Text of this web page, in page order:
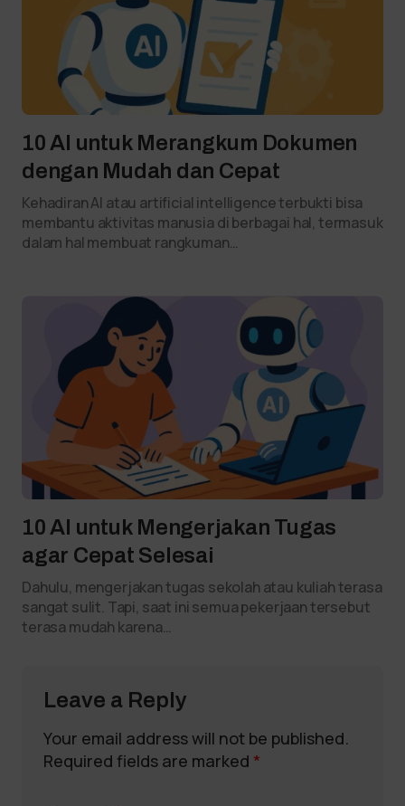
10 AI untuk Merangkum Dokumen
dengan Mudah dan Cepat
Kehadiran AI atau artificial intelligence terbukti bisa
membantu aktivitas manusia di berbagai hal, termasuk
dalam hal membuat rangkuman…
10 AI untuk Mengerjakan Tugas
agar Cepat Selesai
Dahulu, mengerjakan tugas sekolah atau kuliah terasa
sangat sulit. Tapi, saat ini semua pekerjaan tersebut
terasa mudah karena…
Leave a Reply
Your email address will not be published.
Required fields are marked *